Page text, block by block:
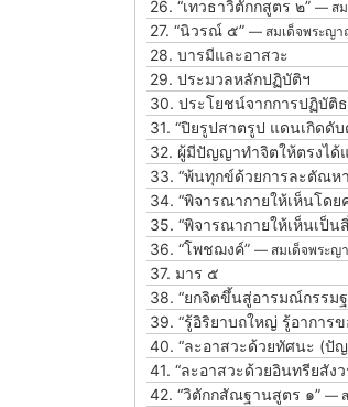
26. “เทวธาวิตักกสูตร ๒” — สม
27. “นิวรณ์ ๕” — สมเด็จพระญา
28. บารมีและอาสวะ
29. ประมวลหลักปฏิบัติฯ
30. ประโยชน์จากการปฏิบัติ
31. “ปิยรูปสาตรูป แดนเกิดดั
32. ผู้มีปัญญาทำจิตให้ตรงได้
33. “พ้นทุกข์ด้วยการละตัณห
34. “พิจารณากายให้เห็นโดย
35. “พิจารณากายให้เห็นเป็น
36. “โพชฌงค์” — สมเด็จพระญ
37. มาร ๕
38. “ยกจิตขึ้นสู่อารมณ์กรรม
39. “รู้อิริยาบถใหญ่ รู้อาการข
40. “ละอาสวะด้วยทัศนะ (ปั
41. “ละอาสวะด้วยอินทรียสังว
42. “วิตักกสัณฐานสูตร ๑” — ส